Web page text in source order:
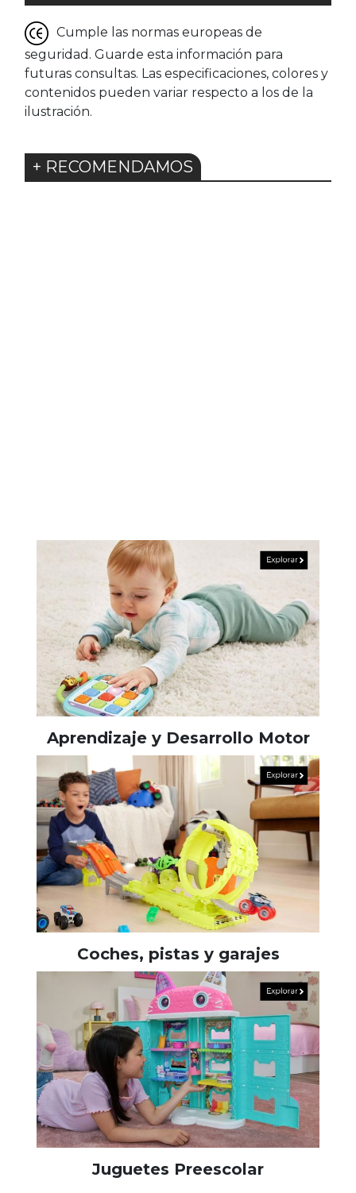
Cumple las normas europeas de
seguridad. Guarde esta información para
futuras consultas. Las especificaciones, colores y
contenidos pueden variar respecto a los de la
ilustración.
+ RECOMENDAMOS
Aprendizaje y Desarrollo Motor
Coches, pistas y garajes
Juguetes Preescolar